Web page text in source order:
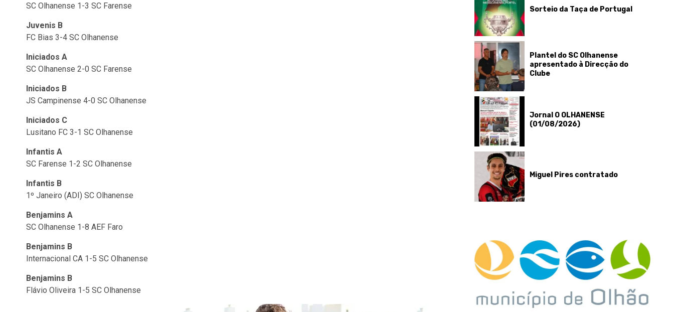
SC Olhanense 1-3 SC Farense
Juvenis B
FC Bias 3-4 SC Olhanense
Iniciados A
SC Olhanense 2-0 SC Farense
Iniciados B
JS Campinense 4-0 SC Olhanense
Iniciados C
Lusitano FC 3-1 SC Olhanense
Infantis A
SC Farense 1-2 SC Olhanense
Infantis B
1º Janeiro (ADI) SC Olhanense
Benjamins A
SC Olhanense 1-8 AEF Faro
Benjamins B
Internacional CA 1-5 SC Olhanense
Benjamins B
Flávio Oliveira 1-5 SC Olhanense
Sorteio da Taça de Portugal
Plantel do SC Olhanense
apresentado à Direcção do
Clube
Jornal O OLHANENSE
(01/08/2026)
Miguel Pires contratado